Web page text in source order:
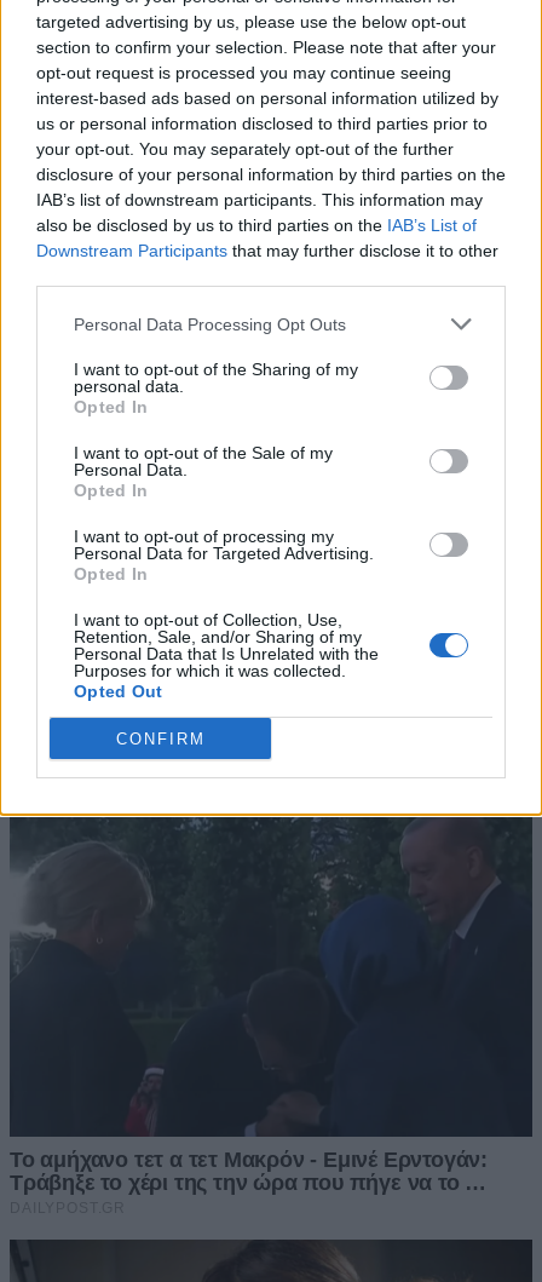
targeted advertising by us, please use the below opt-out
section to confirm your selection. Please note that after your
opt-out request is processed you may continue seeing
interest-based ads based on personal information utilized by
us or personal information disclosed to third parties prior to
your opt-out. You may separately opt-out of the further
disclosure of your personal information by third parties on the
IAB’s list of downstream participants. This information may
also be disclosed by us to third parties on the IAB’s List of
Downstream Participants that may further disclose it to other
Personal Data Processing Opt Outs
I want to opt-out of the Sharing of my
personal data.
Opted In
I want to opt-out of the Sale of my
Personal Data.
Opted In
I want to opt-out of processing my
Personal Data for Targeted Advertising.
Opted In
I want to opt-out of Collection, Use,
Retention, Sale, and/or Sharing of my
Personal Data that Is Unrelated with the
Purposes for which it was collected.
Opted Out
CONFIRM